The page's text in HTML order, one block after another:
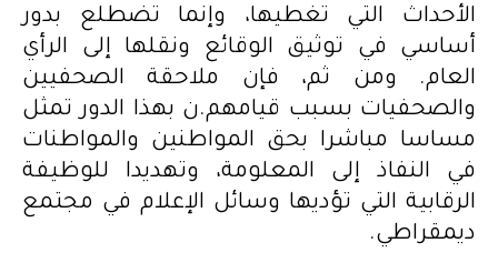
الأحداث التي تغطيها، وإنما تضطلع بدور
أساسي في توثيق الوقائع ونقلها إلى الرأي
العام. ومن ثم، فإن ملاحقة الصحفيين
والصحفيات بسبب قيامهم.ن بهذا الدور تمثل
مساسا مباشرا بحق المواطنين والمواطنات
في النفاذ إلى المعلومة، وتهديدا للوظيفة
الرقابية التي تؤديها وسائل الإعلام في مجتمع
ديمقراطي.